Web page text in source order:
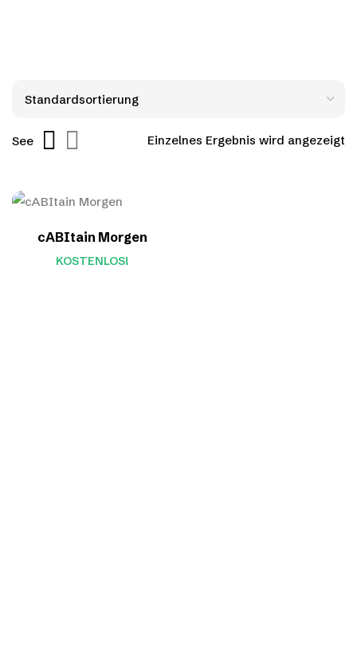
Einzelnes Ergebnis wird angezeigt
See
cABItain Morgen
KOSTENLOS!